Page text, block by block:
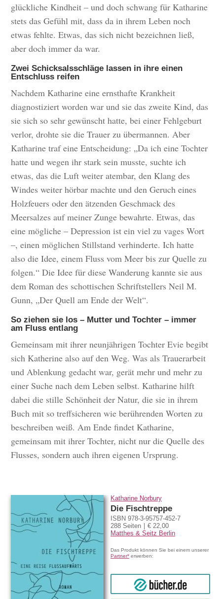
glückliche Kindheit – und doch schwang für Katharine
stets das Gefühl mit, dass da in ihrem Leben noch
etwas fehlte. Etwas, das sich nicht bezeichnen ließ,
aber doch immer da war.
Zwei Schicksalsschläge lassen in ihre einen
Entschluss reifen
Nachdem Katharine eine ernsthafte Krankheit
diagnostiziert worden war und sie das zweite Kind, das
sie sich so sehr gewünscht hatte, bei einer Fehlgeburt
verlor, drohte sie die Trauer zu übermannen. Aber
Katharine traf eine Entscheidung: „Da ich eine Tochter
hatte und wegen ihr stark sein musste, suchte ich
etwas, das die Luft weiter atembar, den Klang des
Windes weiter hörbar machte und den Geruch eines
Holzfeuers oder den ätzenden Geschmack des
Meersalzes auf meiner Zunge bewahrte. Etwas, das
eine mögliche – Depression ist ein viel zu vages Wort
–, einen möglichen Stillstand verhinderte. Ich hatte
also die Idee, einem Fluss vom Meer bis zur Quelle zu
folgen.“ Die Idee für diese Wanderung kannte sie aus
dem Roman des schottischen Schriftstellers Neil M.
Gunn, „Der Quell am Ende der Welt“.
So ziehen sie los – Mutter und Tochter – immer
am Fluss entlang
Gemeinsam mit ihrer neunjährigen Tochter Evie begibt
sich Katherine also auf den Weg. Was als Trauerarbeit
und Ablenkung gedacht war, gerät mehr und mehr zu
einer Suche nach dem Leben selbst. Katharine hilft
dabei die stille Schönheit der Natur, die sie in ihrem
Buch mit so treffsicheren wie berührenden Worten zu
beschreiben weiß. Am Ende findet Katharine,
gemeinsam mit ihrer Tochter, nicht nur die Quelle des
Flusses, sondern auch ihren eigenen Ursprung.
Katharine Norbury
Die Fischtreppe
ISBN 978-3-95757-452-7
288 Seiten
€ 22,00
Matthes & Seitz Berlin
Das Produkt können Sie bei einem unserer
Partner* erwerben:
bücher.de